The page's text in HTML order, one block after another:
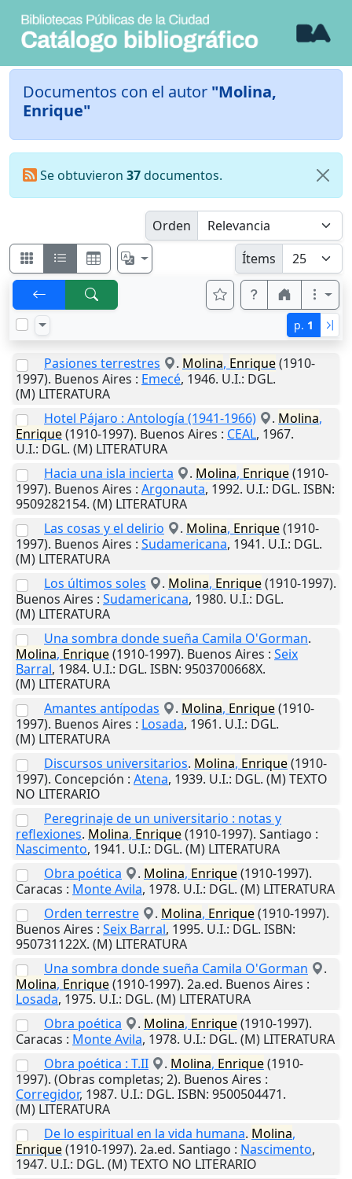
Documentos con el autor "Molina,
Enrique"
Se obtuvieron 37documentos.
Orden
Ítems
p. 1
Pasiones terrestres . Molina, Enrique(1910-
1997). Buenos Aires : Emecé, 1946. U.I.: DGL.
(M) LITERATURA
Hotel Pájaro : Antología (1941-1966)
. Molina,
Enrique(1910-1997). Buenos Aires : CEAL, 1967.
U.I.: DGL. (M) LITERATURA
Hacia una isla incierta
. Molina, Enrique(1910-
1997). Buenos Aires : Argonauta, 1992. U.I.: DGL. ISBN:
9509282154. (M) LITERATURA
Las cosas y el delirio
. Molina, Enrique(1910-
1997). Buenos Aires : Sudamericana, 1941. U.I.: DGL.
(M) LITERATURA
Los últimos soles
. Molina, Enrique(1910-1997).
Buenos Aires : Sudamericana, 1980. U.I.: DGL.
(M) LITERATURA
Una sombra donde sueña Camila O'Gorman.
Molina, Enrique(1910-1997). Buenos Aires : Seix
Barral, 1984. U.I.: DGL. ISBN: 9503700668X.
(M) LITERATURA
Amantes antípodas
. Molina, Enrique(1910-
1997). Buenos Aires : Losada, 1961. U.I.: DGL.
(M) LITERATURA
Discursos universitarios. Molina, Enrique(1910-
1997). Concepción : Atena, 1939. U.I.: DGL. (M) TEXTO
NO LITERARIO
Peregrinaje de un universitario : notas y
reflexiones. Molina, Enrique(1910-1997). Santiago :
Nascimento, 1941. U.I.: DGL. (M) LITERATURA
Obra poética
. Molina, Enrique(1910-1997).
Caracas : Monte Avila, 1978. U.I.: DGL. (M) LITERATURA
Orden terrestre
. Molina, Enrique(1910-1997).
Buenos Aires : Seix Barral, 1995. U.I.: DGL. ISBN:
950731122X. (M) LITERATURA
Una sombra donde sueña Camila O'Gorman
.
Molina, Enrique(1910-1997). 2a.ed. Buenos Aires :
Losada, 1975. U.I.: DGL. (M) LITERATURA
Obra poética
. Molina, Enrique(1910-1997).
Caracas : Monte Avila, 1978. U.I.: DGL. (M) LITERATURA
Obra poética : T.II
. Molina, Enrique(1910-
1997). (Obras completas; 2). Buenos Aires :
Corregidor, 1987. U.I.: DGL. ISBN: 9500504471.
(M) LITERATURA
De lo espiritual en la vida humana. Molina,
Enrique(1910-1997). 2a.ed. Santiago : Nascimento,
1947. U.I.: DGL. (M) TEXTO NO LITERARIO